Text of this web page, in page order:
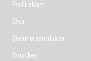
Profilreklam
Skor
Skönhetsprodukter
Smycken